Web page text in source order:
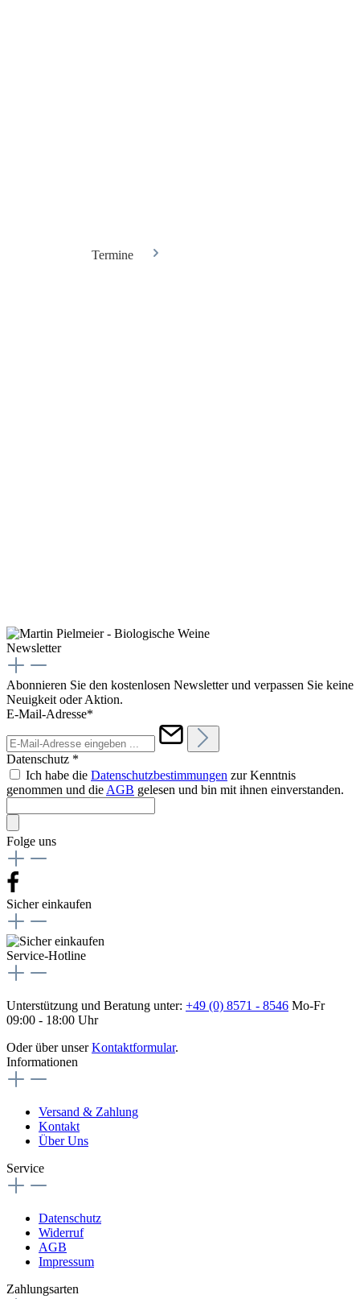
Termine
Newsletter
Abonnieren Sie den kostenlosen Newsletter und verpassen Sie keine
Neuigkeit oder Aktion.
E-Mail-Adresse*
Datenschutz *
Ich habe die Datenschutzbestimmungen zur Kenntnis
genommen und die AGB gelesen und bin mit ihnen einverstanden.
Folge uns
Sicher einkaufen
Service-Hotline
Unterstützung und Beratung unter: +49 (0) 8571 - 8546 Mo-Fr
09:00 - 18:00 Uhr
Oder über unserKontaktformular.
Informationen
Versand & Zahlung
Kontakt
Über Uns
Service
Datenschutz
Widerruf
AGB
Impressum
Zahlungsarten